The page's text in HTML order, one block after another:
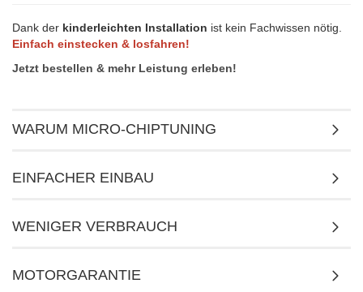
Dank der kinderleichten Installation ist kein Fachwissen nötig.
Einfach einstecken & losfahren!
Jetzt bestellen & mehr Leistung erleben!
WARUM MICRO-CHIPTUNING
EINFACHER EINBAU
WENIGER VERBRAUCH
MOTORGARANTIE